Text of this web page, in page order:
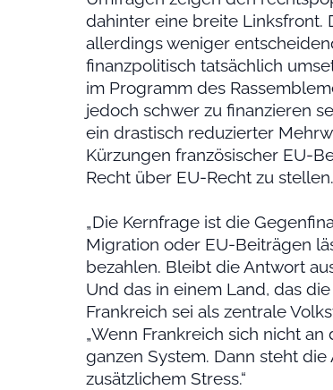
dahinter eine breite Linksfront.
allerdings weniger
finanzpolitisch tatsächlich
im Programm des
jedoch schwer zu finanzieren
ein drastisch reduzierter
Kürzungen französischer EU-
Recht über EU-Recht zu stellen.
„Die Kernfrage ist die
Migration oder EU-Beiträgen
bezahlen. Bleibt die Antwort
Und das in einem Land, das
Frankreich sei als zentrale
„Wenn Frankreich sich nicht
ganzen System. Dann steht
zusätzlichem Stress.“